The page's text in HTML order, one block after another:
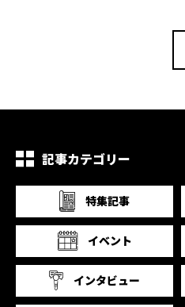
記事カテゴリー
特集記事
イベント
インタビュー